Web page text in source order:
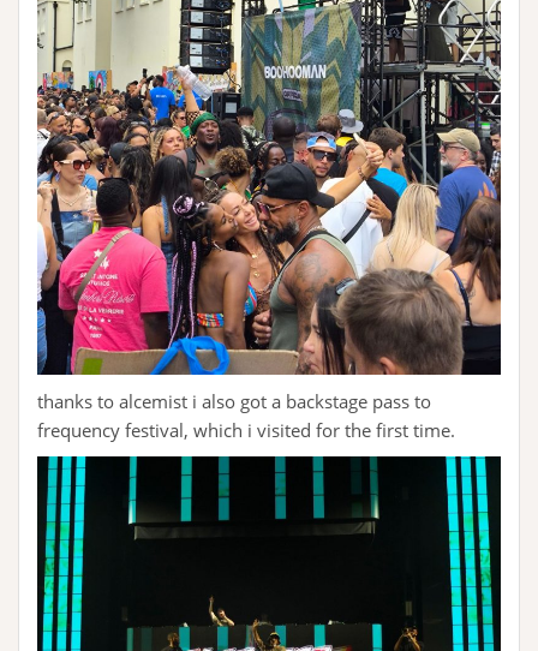
thanks to alcemist i also got a backstage pass to
frequency festival, which i visited for the first time.